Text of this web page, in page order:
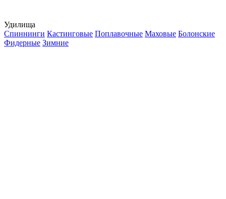
Удилища
Спиннинги Кастинговые Поплавочные Маховые Болонские
Фидерные Зимние